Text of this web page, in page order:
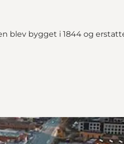
blev bygget i 1844 og